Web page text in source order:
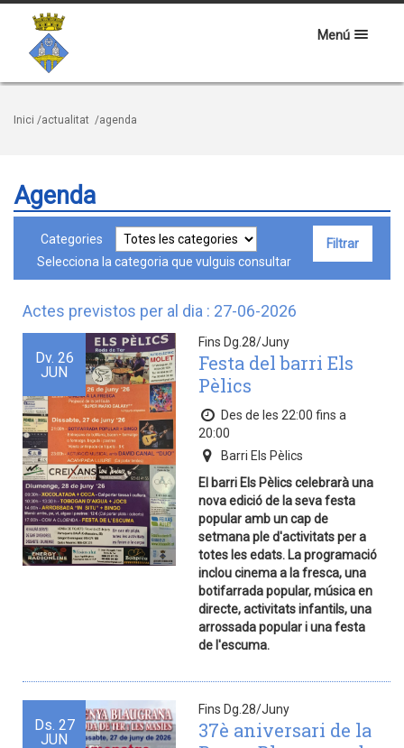
Menú
Inici /actualitat /agenda
Agenda
Categories
Selecciona la categoria que vulguis consultar
Actes previstos per al dia : 27-06-2026
Dv. 26
JUN
Fins Dg.28/Juny
Festa del barri Els
Pèlics
Des de les 22:00 fins a
20:00
Barri Els Pèlics
El barri Els Pèlics celebrarà una
nova edició de la seva festa
popular amb un cap de
setmana ple d'activitats per a
totes les edats. La programació
inclou cinema a la fresca, una
botifarrada popular, música en
directe, activitats infantils, una
arrossada popular i una festa
de l'escuma.
Ds. 27
JUN
Fins Dg.28/Juny
37è aniversari de la